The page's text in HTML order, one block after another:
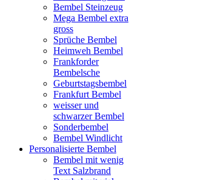
Bembel Steinzeug
Mega Bembel extra
gross
Sprüche Bembel
Heimweh Bembel
Frankforder
Bembelsche
Geburtstagsbembel
Frankfurt Bembel
weisser und
schwarzer Bembel
Sonderbembel
Bembel Windlicht
Personalisierte Bembel
Bembel mit wenig
Text Salzbrand